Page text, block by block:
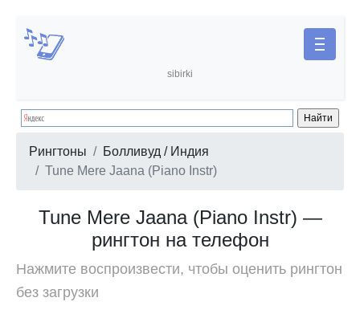
sibirki
Рингтоны
Болливуд / Индия
Tune Mere Jaana (Piano Instr)
Tune Mere Jaana (Piano Instr) —
рингтон на телефон
Нажмите воспроизвести, чтобы оценить рингтон
без загрузки